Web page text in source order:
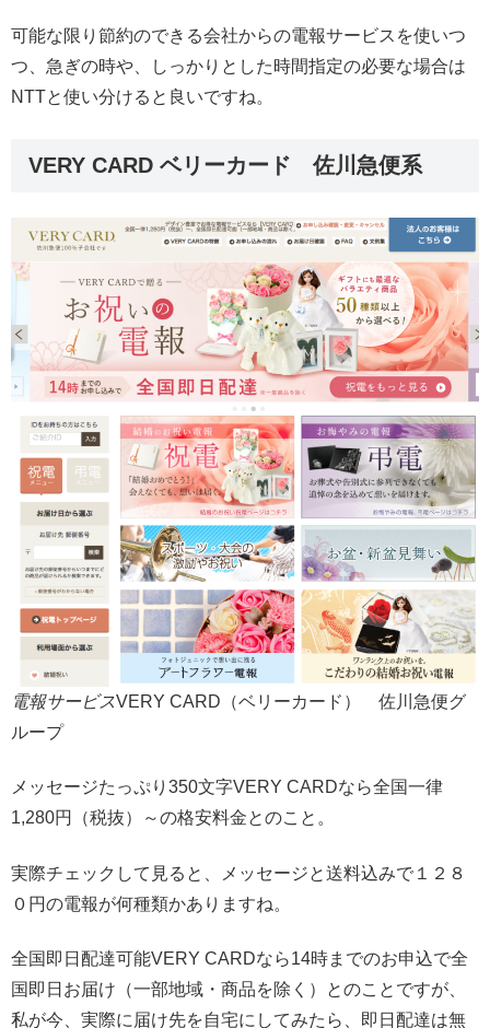
可能な限り節約のできる会社からの電報サービスを使いつ
つ、急ぎの時や、しっかりとした時間指定の必要な場合は
NTTと使い分けると良いですね。
VERY CARD ベリーカード 佐川急便系
電報サービスVERY CARD（ベリーカード） 佐川急便グ
ループ
メッセージたっぷり350文字VERY CARDなら全国一律
1,280円（税抜）～の格安料金とのこと。
実際チェックして見ると、メッセージと送料込みで１２８
０円の電報が何種類かありますね。
全国即日配達可能VERY CARDなら14時までのお申込で全
国即日お届け（一部地域・商品を除く）とのことですが、
私が今、実際に届け先を自宅にしてみたら、即日配達は無